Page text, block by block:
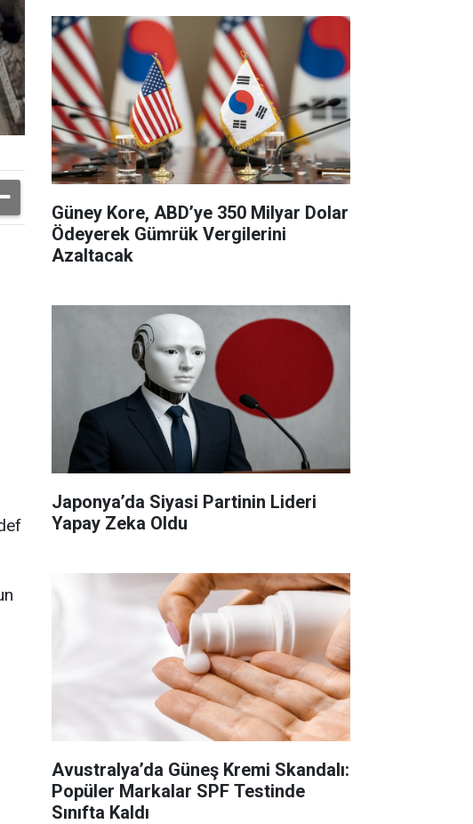
Güney Kore, ABD’ye 350 Milyar Dolar
Ödeyerek Gümrük Vergilerini
Azaltacak
Japonya’da Siyasi Partinin Lideri
Yapay Zeka Oldu
Avustralya’da Güneş Kremi Skandalı:
Popüler Markalar SPF Testinde
Sınıfta Kaldı